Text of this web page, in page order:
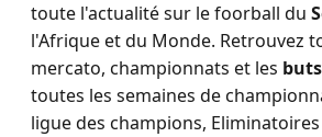
toute l'actualité sur le foorball du
l'Afrique et du Monde. Retrouvez
mercato, championnats et les
toutes les semaines de
ligue des champions,